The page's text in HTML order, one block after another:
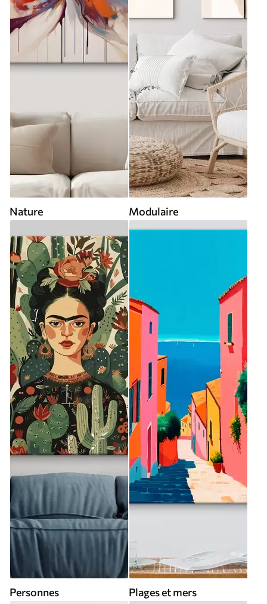
Nature Modulaire
Personnes Plages et mers